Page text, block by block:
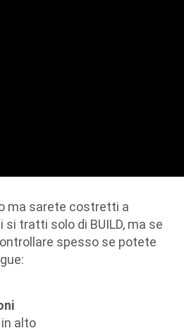
ma sarete costretti a
tratti solo di BUILD, ma se
spesso se potete
in alto